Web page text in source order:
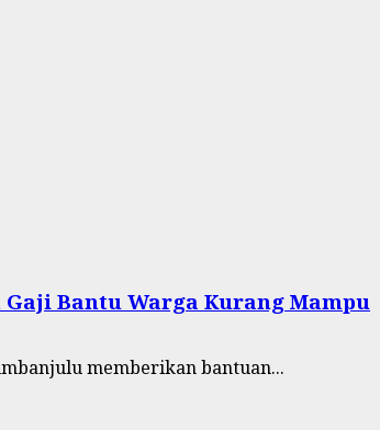
Bantu Warga Kurang Mampu
memberikan bantuan...